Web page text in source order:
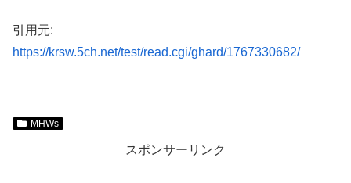
引用元:
https://krsw.5ch.net/test/read.cgi/ghard/1767330682/
MHWs
スポンサーリンク